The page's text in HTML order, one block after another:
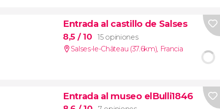
Entrada al castillo de Salses
8,5 / 10
15 opiniones
Salses-le-Château (37.6km), Francia
Entrada al museo elBulli1846